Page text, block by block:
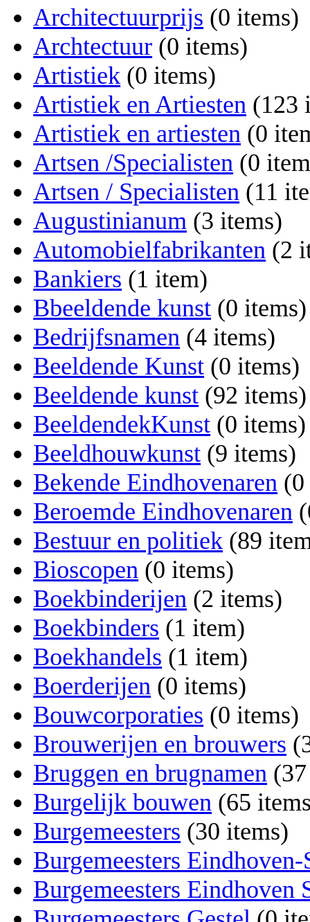
Architectuurprijs ‏‎ (0 items)
Archtectuur ‏‎ (0 items)
Artistiek ‏‎ (0 items)
Artistiek en Artiesten (123
Artistiek en artiesten (0
Artsen /Specialisten (0
Artsen / Specialisten (11
Augustinianum ‏‎ (3 items)
Automobielfabrikanten (2
Bankiers ‏‎ (1 item)
Bbeeldende kunst ‏‎ (0 items)
Bedrijfsnamen ‏‎ (4 items)
Beeldende Kunst ‏‎ (0 items)
Beeldende kunst ‏‎ (92 items)
BeeldendekKunst ‏‎ (0 items)
Beeldhouwkunst ‏‎ (9 items)
Bekende Eindhovenaren
Beroemde Eindhovenaren
Bestuur en politiek (89
Bioscopen ‏‎ (0 items)
Boekbinderijen ‏‎ (2 items)
Boekbinders ‏‎ (1 item)
Boekhandels ‏‎ (1 item)
Boerderijen ‏‎ (0 items)
Bouwcorporaties ‏‎ (0 items)
Brouwerijen en brouwers
Bruggen en brugnamen
Burgelijk bouwen (65
Burgemeesters ‏‎ (30 items)
Burgemeesters Eindhoven-
Burgemeesters Eindhoven